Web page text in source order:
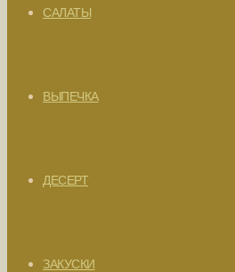
САЛАТЫ
ВЫПЕЧКА
ДЕСЕРТ
ЗАКУСКИ